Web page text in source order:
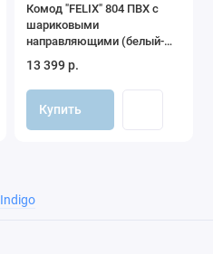
Комод "FELIX" 804 ПВХ с
шариковыми
направляющими (белый-
13 399 р.
Купить
Indigo